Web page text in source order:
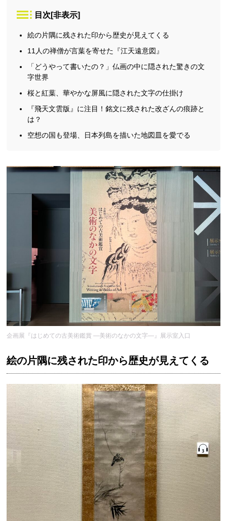
目次 [非表示]
絵の片隅に残された印から歴史が見えてくる
11人の禅僧が言葉を寄せた『江天遠意図』
「どうやって書いたの？」仏画の中に隠された驚きの文
字世界
桜と紅葉、華やかな屏風に隠された文字の仕掛け
『飛天文雲版』に注目！銘文に残された改ざんの痕跡と
は？
空想の国も登場、日本列島を描いた地図皿を愛でる
企画展『はじめての古美術鑑賞 ―美術のなかの文字―』展示室入口
絵の片隅に残された印から歴史が見えてくる